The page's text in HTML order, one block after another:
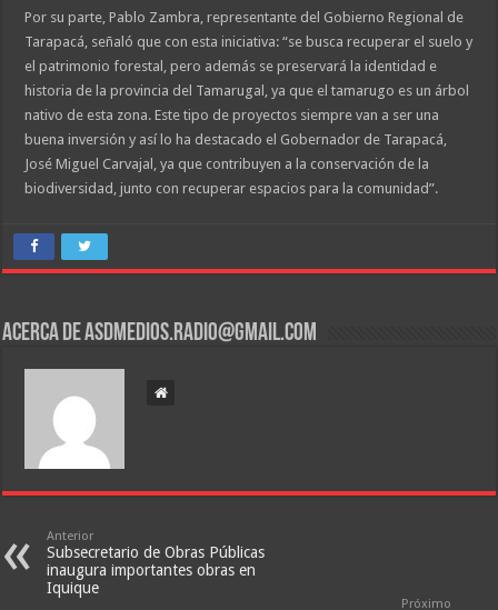
Por su parte, Pablo Zambra, representante del Gobierno Regional de
Tarapacá, señaló que con esta iniciativa: “se busca recuperar el suelo y
el patrimonio forestal, pero además se preservará la identidad e
historia de la provincia del Tamarugal, ya que el tamarugo es un árbol
nativo de esta zona. Este tipo de proyectos siempre van a ser una
buena inversión y así lo ha destacado el Gobernador de Tarapacá,
José Miguel Carvajal, ya que contribuyen a la conservación de la
biodiversidad, junto con recuperar espacios para la comunidad”.
Acerca de asdmedios.radio@gmail.com
Anterior
Subsecretario de Obras Públicas
inaugura importantes obras en
Iquique
Próximo